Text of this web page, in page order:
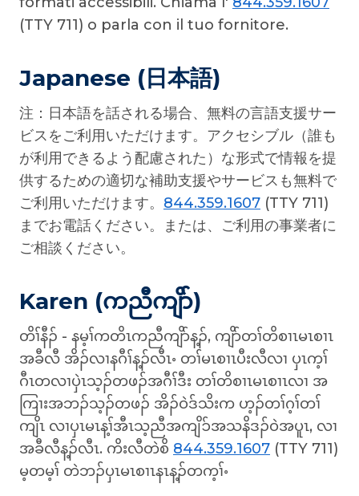
(TTY 711) o parla con il tuo fornitore.
Japanese (日本語)
注：日本語を話される場合、無料の言語支援サー
ビスをご利用いただけます。アクセシブル（誰も
が利用できるよう配慮された）な形式で情報を提
供するための適切な補助支援やサービスも無料で
ご利用いただけます。 844.359.1607 (TTY 711)
までお電話ください。または、ご利用の事業者に
ご相談ください。
Karen (ကညီကျိာ်)
တိၢ်နီၣ် - နမ့ၢ်ကတိၤကညီကျိာ်န့ၣ်, ကျိာ်တၢ်တိစၢၤမၤစၢၤ
အခီလီ အိၣ်လၢနဂီၢ်န့ၣ်လီၤႋ တၢ်မၤစၢၤပီးလီလၢ ပှၤက့ၢ်
ဂီၤတလၢပှဲၤသ့ၣ်တဖၣ်အဂီၢ်ဒီး တၢ်တိစၢၤမၤစၢၤလၢ အ
ကြၢးအဘၣ်သ့ၣ်တဖၣ် အိၣ်ဝဲဒ်သိးက ဟ့ၣ်တၢ်ဂ့ၢ်တၢ်
ကျိၤ လၢပှၤမၤန့ၢ်အီၤသ့ညီအကျိၥ်အသနိဒၣ်ဝဲအပူၤ, လၢ
အခီလီန့ၣ်လီၤ. ကိးလီတဲစိ 844.359.1607 (TTY 711)
မ့တမ့ၢ် တဲဘၣ်ပှၤမၤစၢၤနၤန့ၣ်တက့ၢ်ႋ